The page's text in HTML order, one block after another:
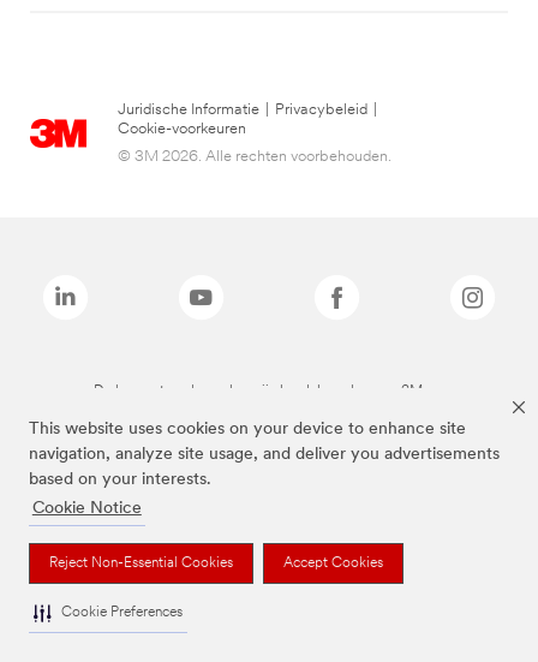
This website uses cookies on your device to enhance site
navigation, analyze site usage, and deliver you advertisements
based on your interests.
Cookie Notice
Reject Non-Essential Cookies Accept Cookies
Cookie Preferences
Juridische Informatie Privacybeleid
Cookie-voorkeuren
© 3M 2026. Alle rechten voorbehouden.
De bovenstaande merken zijn handelsmerken van 3M.we